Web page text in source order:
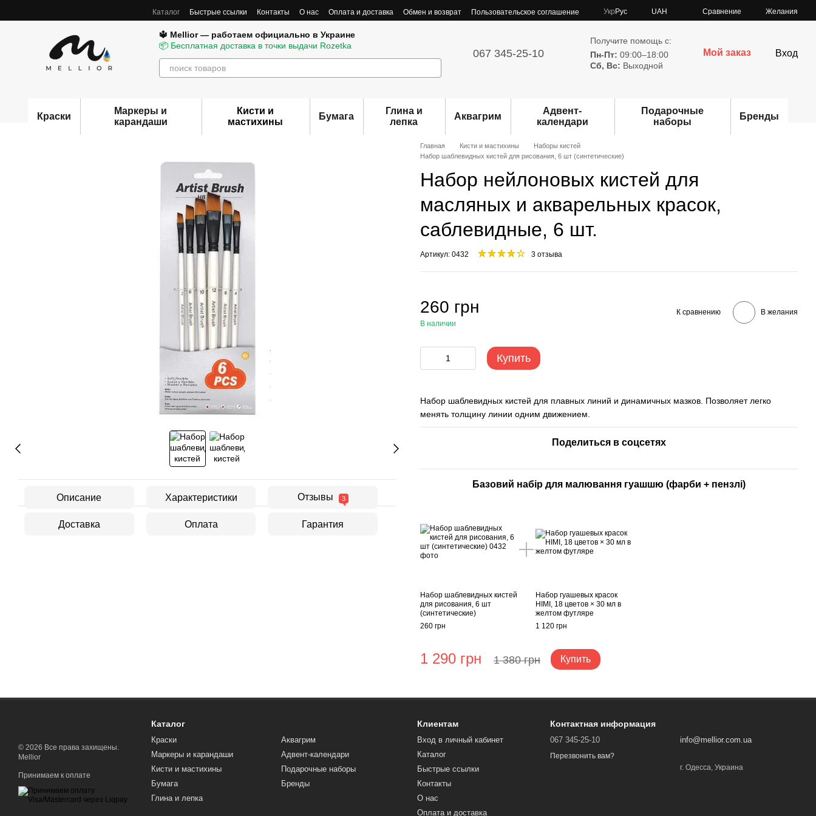
Каталог Быстрые ссылки Контакты О нас Оплата и доставка Обмен и возврат Пользовательское соглашение Укр Рус UAH Сравнение Желания
🔱 Mellior — работаем официально в Украине
📦 Бесплатная доставка в точки выдачи Rozetka
067 345-25-10
Получите помощь с:
Пн-Пт: 09:00–18:00
Сб, Вс: Выходной
Мой заказ Вход
Краски
Маркеры и
карандаши
Кисти и
мастихины
Бумага
Глина и
лепка
Аквагрим
Адвент-
календари
Подарочные
наборы
Бренды
Описание Характеристики Отзывы 3
Доставка Оплата Гарантия
Главная Кисти и мастихины
Наборы кистей
Набор шаблевидных кистей для рисования, 6 шт (синтетические)
Набор нейлоновых кистей для
масляных и акварельных красок,
саблевидные, 6 шт.
Артикул: 0432 3 отзыва
260 грн
В наличии
К сравнению В желания
Купить
Набор шаблевидных кистей для плавных линий и динамичных мазков. Позволяет легко
менять толщину линии одним движением.
Поделиться в соцсетях
Базовий набір для малювання гуашшю (фарби + пензлі)
Набор шаблевидных кистей
для рисования, 6 шт
(синтетические)
260 грн
Набор гуашевых красок
HIMI, 18 цветов × 30 мл в
желтом футляре
1 120 грн
1 290 грн 1 380 грн Купить
© 2026 Все права захищены.
Mellior
Принимаем к оплате
Каталог
Краски
Маркеры и карандаши
Кисти и мастихины
Бумага
Глина и лепка
Аквагрим
Адвент-календари
Подарочные наборы
Бренды
Клиентам
Вход в личный кабинет
Каталог
Быстрые ссылки
Контакты
О нас
Оплата и доставка
Контактная информация
067 345-25-10
Перезвонить вам?
info@mellior.com.ua
г. Одесса, Украина